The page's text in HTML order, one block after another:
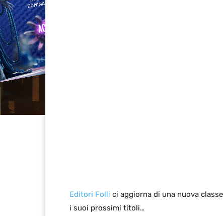
Editori Folli ci aggiorna di una nuova
i suoi prossimi titoli…